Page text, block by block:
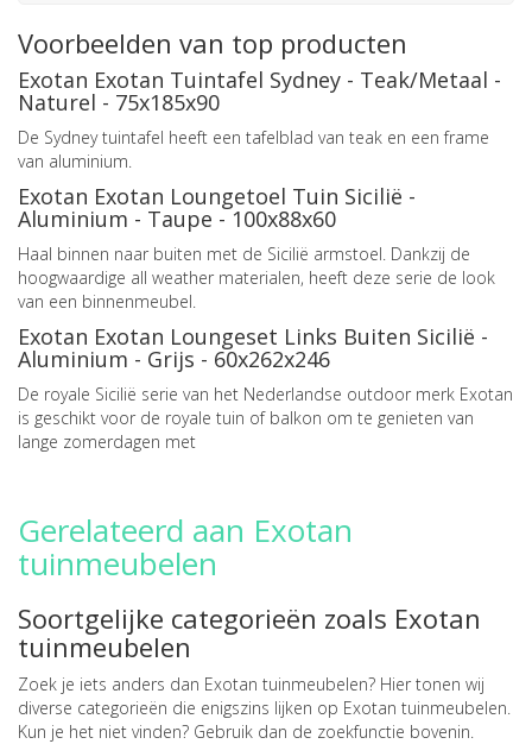
Voorbeelden van top producten
Exotan Exotan Tuintafel Sydney - Teak/Metaal -
Naturel - 75x185x90
De Sydney tuintafel heeft een tafelblad van teak en een frame
van aluminium.
Exotan Exotan Loungetoel Tuin Sicilië -
Aluminium - Taupe - 100x88x60
Haal binnen naar buiten met de Sicilië armstoel. Dankzij de
hoogwaardige all weather materialen, heeft deze serie de look
van een binnenmeubel.
Exotan Exotan Loungeset Links Buiten Sicilië -
Aluminium - Grijs - 60x262x246
De royale Sicilië serie van het Nederlandse outdoor merk Exotan
is geschikt voor de royale tuin of balkon om te genieten van
lange zomerdagen met
Gerelateerd aan Exotan
tuinmeubelen
Soortgelijke categorieën zoals Exotan
tuinmeubelen
Zoek je iets anders dan Exotan tuinmeubelen? Hier tonen wij
diverse categorieën die enigszins lijken op Exotan tuinmeubelen.
Kun je het niet vinden? Gebruik dan de zoekfunctie bovenin.